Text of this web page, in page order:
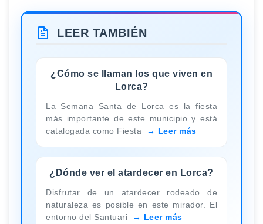
LEER TAMBIÉN
¿Cómo se llaman los que viven en
Lorca?
La Semana Santa de Lorca es la fiesta
más importante de este municipio y está
catalogada como Fiesta
Leer más
¿Dónde ver el atardecer en Lorca?
Disfrutar de un atardecer rodeado de
naturaleza es posible en este mirador. El
entorno del Santuari
Leer más